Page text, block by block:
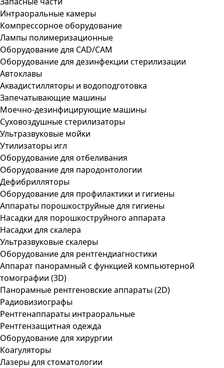
Интраоральные камеры
Компрессорное оборудование
Лампы полимеризационные
Оборудование для CAD/CAM
Оборудование для дезинфекции стерилизации
Автоклавы
Аквадистилляторы и водоподготовка
Запечатывающие машины
Моечно-дезинфицирующие машины
Суховоздушные стерилизаторы
Ультразвуковые мойки
Утилизаторы игл
Оборудование для отбеливания
Оборудование для пародонтологии
Дефибрилляторы
Оборудование для профилактики и гигиены
Аппараты порошкоструйные для гигиены
Насадки для порошкоструйного аппарата
Насадки для скалера
Ультразвуковые скалеры
Оборудование для рентгендиагностики
Аппарат панорамный с функцией компьютерной
томографии (3D)
Панорамные рентгеновские аппараты (2D)
Радиовизиографы
Рентгенаппараты интраоральные
Рентгензащитная одежда
Оборудование для хирургии
Коагуляторы
Лазеры для стоматологии